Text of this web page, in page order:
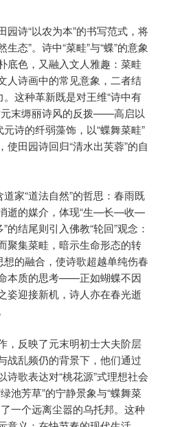
园诗“以农为本”的书写范式，将
生态”。诗中“菜畦”与“蝶”的意象
底色，又融入文人雅趣：菜畦
人诗画中的常见意象，二者结
这种革新既是对王维“诗中有
元末缛丽诗风的反拨——高启以
诗的纤弱藻饰，以“蝶舞菜畦”
田园诗回归“清水出芙蓉”的自
家“道法自然”的哲思：春雨既
逝的媒介，体现“生—长—收—
的结尾则引入佛教“轮回”观念：
聚集菜畦，暗示生命形态的转
的融合，使诗歌超越单纯伤春
本质的思考——正如蝴蝶不因
姿迎接新机，诗人亦在春光逝
，反映了元末明初士大夫阶层
战乱频仍的背景下，他们通过
歌表达对“桃花源”式理想社会
池芳草”的宁静景象与“蝶舞菜
一个远离尘嚣的乌托邦。这种